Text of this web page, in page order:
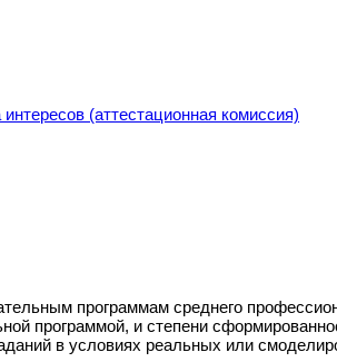
(аттестационная комиссия)
программам среднего
программой, и степени
в условиях реальных или